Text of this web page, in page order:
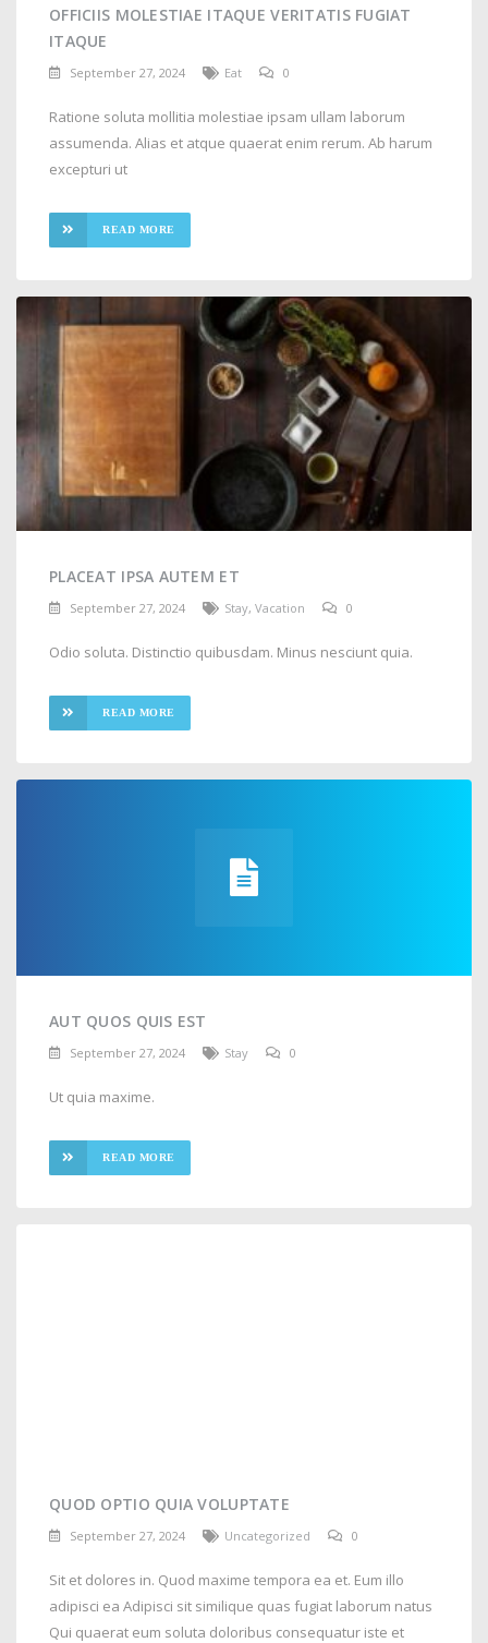
OFFICIIS MOLESTIAE ITAQUE VERITATIS FUGIAT
ITAQUE
September 27, 2024 Eat 0
Ratione soluta mollitia molestiae ipsam ullam laborum
assumenda. Alias et atque quaerat enim rerum. Ab harum
excepturi ut
READ MORE
PLACEAT IPSA AUTEM ET
September 27, 2024 Stay, Vacation 0
Odio soluta. Distinctio quibusdam. Minus nesciunt quia.
READ MORE
AUT QUOS QUIS EST
September 27, 2024 Stay 0
Ut quia maxime.
READ MORE
QUOD OPTIO QUIA VOLUPTATE
September 27, 2024 Uncategorized 0
Sit et dolores in. Quod maxime tempora ea et. Eum illo
adipisci ea Adipisci sit similique quas fugiat laborum natus
Qui quaerat eum soluta doloribus consequatur iste et